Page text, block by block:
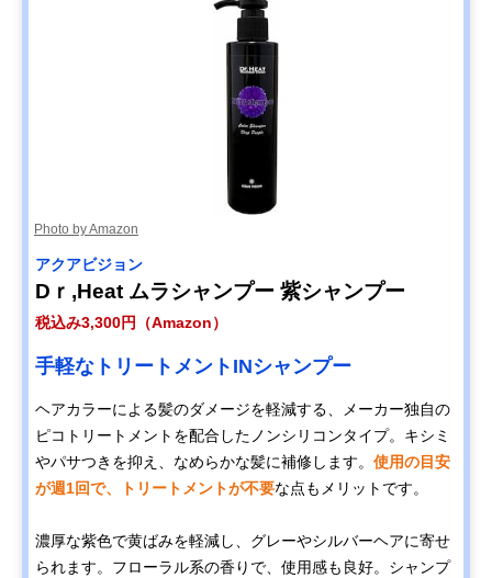
Photo by Amazon
アクアビジョン
Dｒ,Heat ムラシャンプー 紫シャンプー
税込み3,300円（Amazon）
手軽なトリートメントINシャンプー
ヘアカラーによる髪のダメージを軽減する、メーカー独自の
ピコトリートメントを配合したノンシリコンタイプ。キシミ
やパサつきを抑え、なめらかな髪に補修します。 使用の目安
が週1回で、トリートメントが不要な点もメリットです。
濃厚な紫色で黄ばみを軽減し、グレーやシルバーヘアに寄せ
られます。フローラル系の香りで、使用感も良好。シャンプ